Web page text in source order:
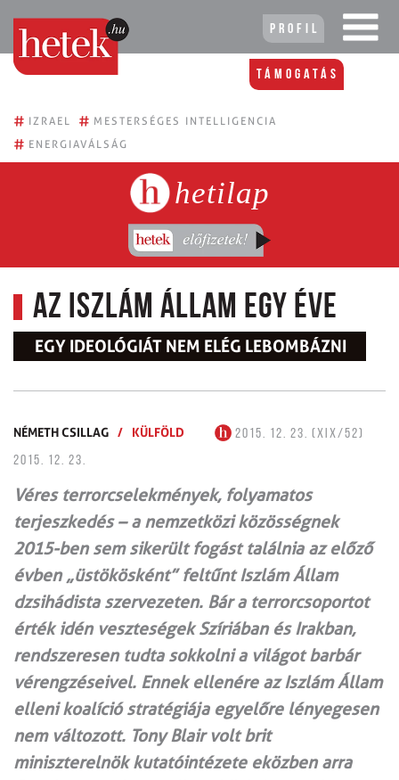
Profil
Támogatás
# IZRAEL # MESTERSÉGES INTELLIGENCIA
# ENERGIAVÁLSÁG
hetilap
Az Iszlám Állam egy éve
EGY IDEOLÓGIÁT NEM ELÉG LEBOMBÁZNI
NÉMETH CSILLAG / KÜLFÖLD
2015. 12. 23. (XIX/52)
2015. 12. 23.
Véres terrorcselekmények, folyamatos
terjeszkedés – a nemzetközi közösségnek
2015-ben sem sikerült fogást találnia az előző
évben „üstökösként” feltűnt Iszlám Állam
dzsihádista szervezeten. Bár a terrorcsoportot
érték idén veszteségek Szíriában és Irakban,
rendszeresen tudta sokkolni a világot barbár
vérengzéseivel. Ennek ellenére az Iszlám Állam
elleni koalíció stratégiája egyelőre lényegesen
nem változott. Tony Blair volt brit
miniszterelnök kutatóintézete eközben arra